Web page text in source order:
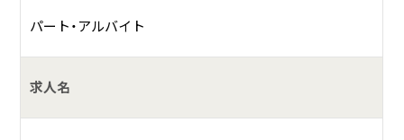
パート・アルバイト
求人名